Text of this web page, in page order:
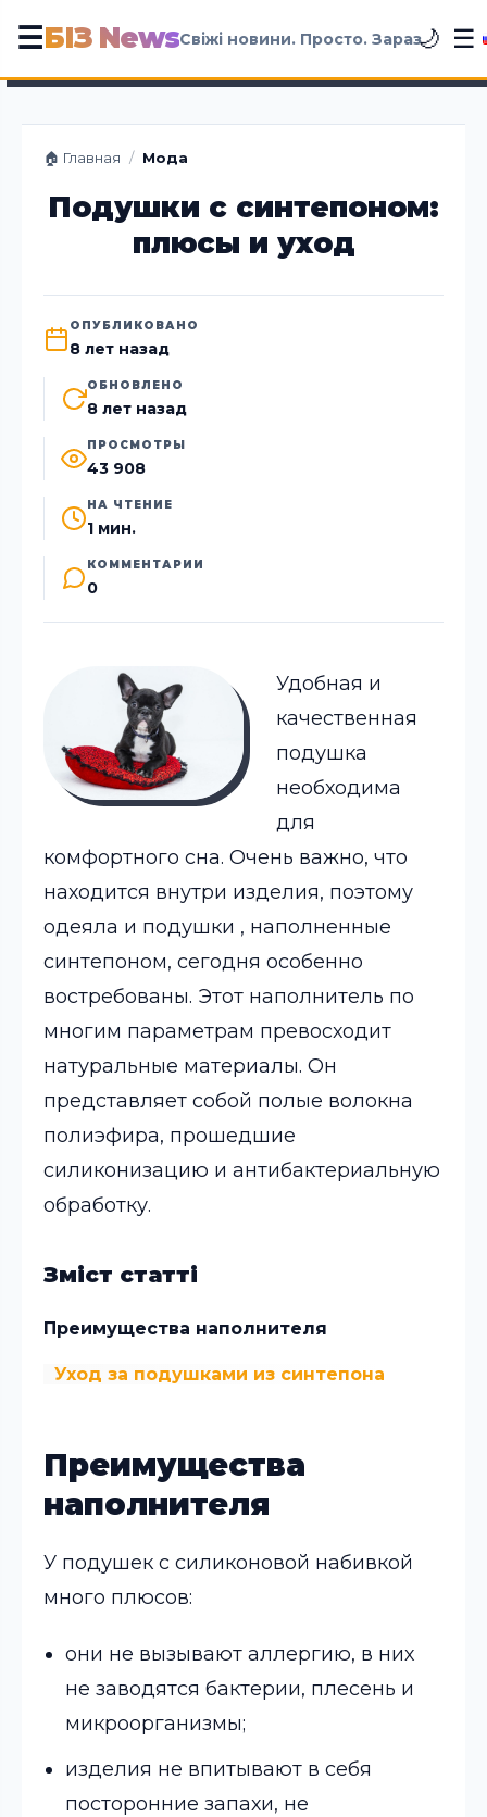
☰БІЗ NewsСвіжі новини. Просто. Зараз🌙 ☰
🏠 Главная / Мода
Подушки с синтепоном:
плюсы и уход
ОПУБЛИКОВАНО
8 лет назад
ОБНОВЛЕНО
8 лет назад
ПРОСМОТРЫ
43 908
НА ЧТЕНИЕ
1 мин.
КОММЕНТАРИИ
0
Удобная и
качественная
подушка
необходима
для
комфортного сна. Очень важно, что
находится внутри изделия, поэтому
одеяла и подушки , наполненные
синтепоном, сегодня особенно
востребованы. Этот наполнитель по
многим параметрам превосходит
натуральные материалы. Он
представляет собой полые волокна
полиэфира, прошедшие
силиконизацию и антибактериальную
обработку.
Зміст статті
Преимущества наполнителя
Уход за подушками из синтепона
Преимущества
наполнителя
У подушек с силиконовой набивкой
много плюсов:
они не вызывают аллергию, в них
не заводятся бактерии, плесень и
микроорганизмы;
изделия не впитывают в себя
посторонние запахи, не